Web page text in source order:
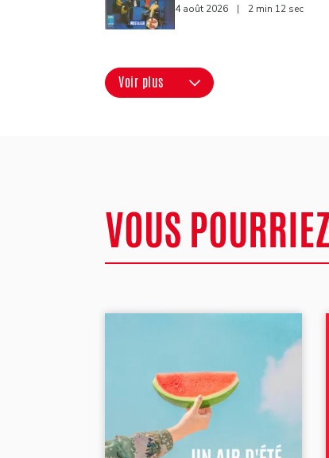
4 août 2026 | 2 min 12 sec
Voir plus
VOUS